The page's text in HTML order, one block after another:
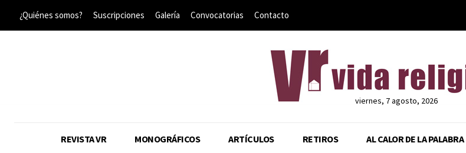
¿Quiénes somos? Suscripciones Galería Convocatorias Contacto
viernes, 7 agosto, 2026
REVISTA VR MONOGRÁFICOS ARTÍCULOS RETIROS AL CALOR DE LA PALABRA